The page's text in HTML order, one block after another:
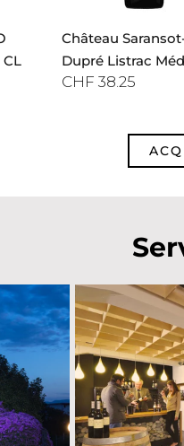
Château
Dupré Listrac
CL
CHF 38.25